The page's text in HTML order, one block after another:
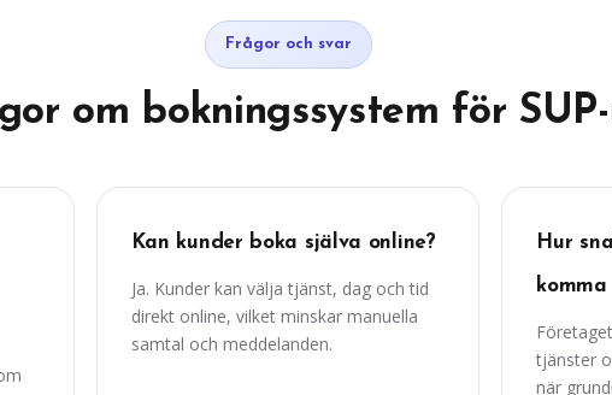
Frågor och svar
om bokningssystem för
Kan kunder boka själva online?
Ja. Kunder kan välja tjänst, dag och tid
direkt online, vilket minskar manuella
samtal och meddelanden.
Hur
tjänster
när